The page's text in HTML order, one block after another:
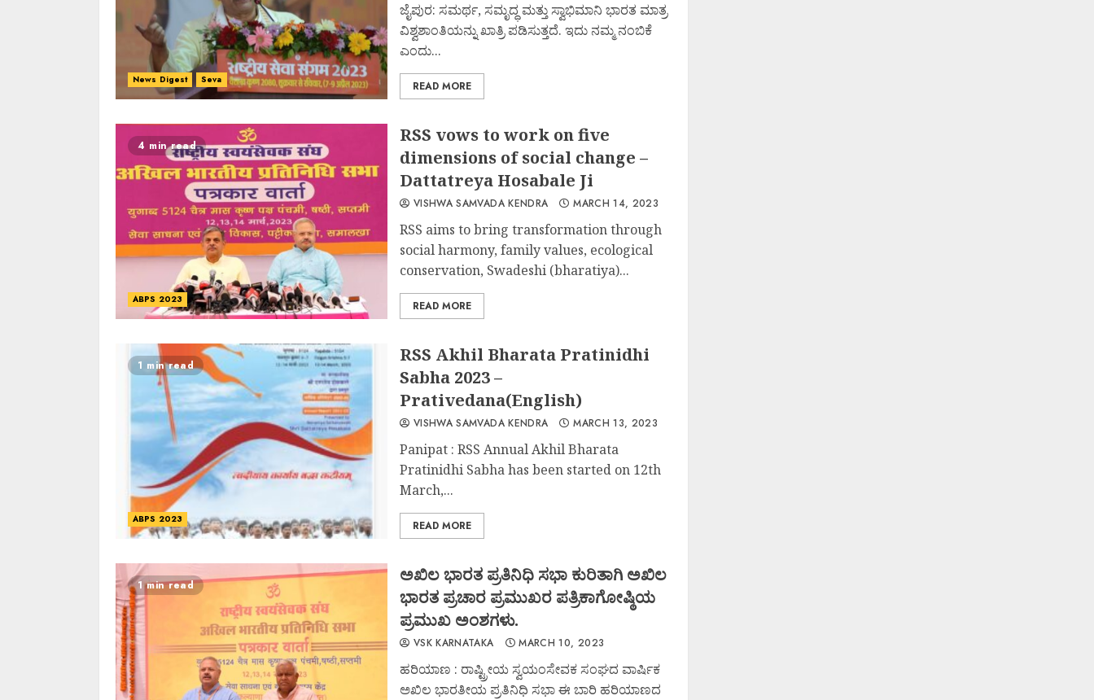
News Digest Seva
ಜೈಪುರ: ಸಮರ್ಥ, ಸಮೃದ್ಧ ಮತ್ತು ಸ್ವಾಭಿಮಾನಿ ಭಾರತ ಮಾತ್ರ
ವಿಶ್ವಶಾಂತಿಯನ್ನು ಖಾತ್ರಿ ಪಡಿಸುತ್ತದೆ. ಇದು ನಮ್ಮ ನಂಬಿಕೆ
ಎಂದು...
READ MORE
4 min read
ABPS 2023
RSS vows to work on five
dimensions of social change –
Dattatreya Hosabale Ji
VISHWA SAMVADA KENDRA MARCH 14, 2023
RSS aims to bring transformation through
social harmony, family values, ecological
conservation, Swadeshi (bharatiya)...
READ MORE
1 min read
ABPS 2023
RSS Akhil Bharata Pratinidhi
Sabha 2023 –
Prativedana(English)
VISHWA SAMVADA KENDRA MARCH 13, 2023
Panipat : RSS Annual Akhil Bharata
Pratinidhi Sabha has been started on 12th
March,...
READ MORE
1 min read
ಅಖಿಲ ಭಾರತ ಪ್ರತಿನಿಧಿ ಸಭಾ ಕುರಿತಾಗಿ ಅಖಿಲ
ಭಾರತ ಪ್ರಚಾರ ಪ್ರಮುಖರ ಪತ್ರಿಕಾಗೋಷ್ಠಿಯ
ಪ್ರಮುಖ ಅಂಶಗಳು.
VSK KARNATAKA MARCH 10, 2023
ಹರಿಯಾಣ : ರಾಷ್ಟ್ರೀಯ ಸ್ವಯಂಸೇವಕ ಸಂಘದ ವಾರ್ಷಿಕ
ಅಖಿಲ ಭಾರತೀಯ ಪ್ರತಿನಿಧಿ ಸಭಾ ಈ ಬಾರಿ ಹರಿಯಾಣದ